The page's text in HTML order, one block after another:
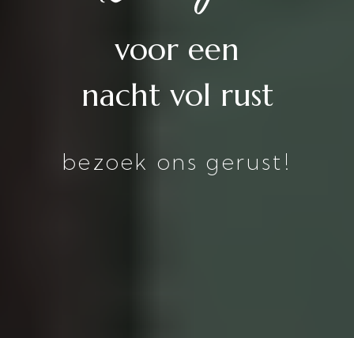
voor een
nacht vol rust
bezoek ons gerust!